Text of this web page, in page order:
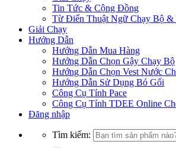
Tin Tức & Cộng Đồng
Từ Điển Thuật Ngữ Chạy Bộ &
Giải Chạy
Hướng Dẫn
Hướng Dẫn Mua Hàng
Hướng Dẫn Chọn Gậy Chạy Bộ
Hướng Dẫn Chọn Vest Nước
Hướng Dẫn Sử Dụng Bó Gối
Công Cụ Tính Pace
Công Cụ Tính TDEE Online
Đăng nhập
Tìm kiếm: